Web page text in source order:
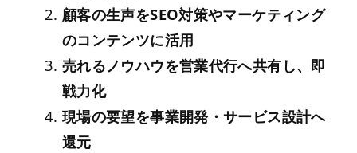
顧客の生声をSEO対策やマーケティング
のコンテンツに活用
売れるノウハウを営業代行へ共有し、即
戦力化
現場の要望を事業開発・サービス設計へ
還元